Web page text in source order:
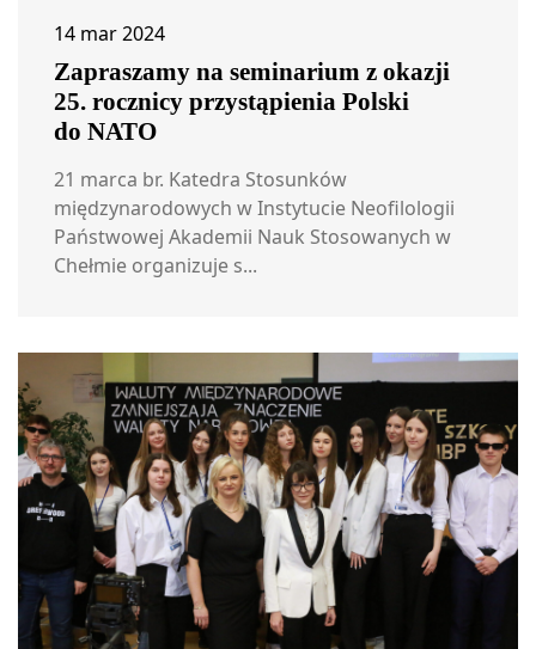
14 mar 2024
Zapraszamy na seminarium z okazji
25. rocznicy przystąpienia Polski
do NATO
21 marca br. Katedra Stosunków
międzynarodowych w Instytucie Neofilologii
Państwowej Akademii Nauk Stosowanych w
Chełmie organizuje s...